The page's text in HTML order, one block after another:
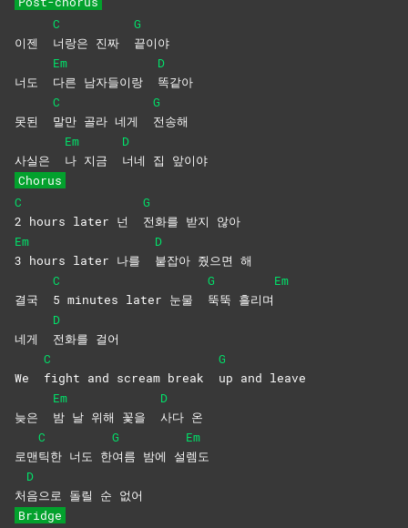
이젠
C
너랑은 진짜
G
끝이야
너도
Em
다른 남자들이랑
D
똑같아
못된
C
말만 골라 네게
G
전송해
사실은
Em
나 지금
D
너네 집 앞이야
Chorus
C
2 hours later 넌
G
전화를 받지 않아
Em
3 hours later 나를
D
붙잡아 줬으면 해
결국
C
5 minutes later 눈물
G
뚝뚝 흘리며
Em
네게
D
전화를 걸어
We
C
fight and scream break
G
up and leave
늦은
Em
밤 날 위해 꽃을
D
사다 온
로맨
C
틱한 너도 한
G
여름 밤에 설
Em
렘도
처
D
음으로 돌릴 순 없어
Bridge